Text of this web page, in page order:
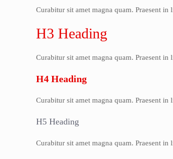
Curabitur sit amet magna quam. Praesent
H3 Heading
Curabitur sit amet magna quam. Praesent
H4 Heading
Curabitur sit amet magna quam. Praesent
H5 Heading
Curabitur sit amet magna quam. Praesent